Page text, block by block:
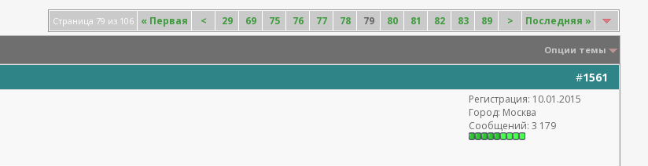
Страница 79 из 106 « Первая < 29 69 75 76 77 78 79 80 81 82 83 89 > Последняя »
Опции темы
#1561
Регистрация: 10.01.2015
Город: Москва
Сообщений: 3 179